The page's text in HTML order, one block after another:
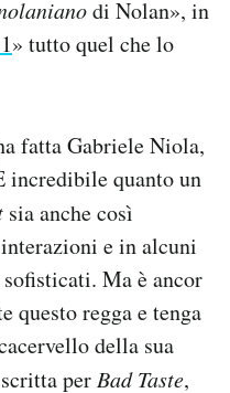
di Nolan», in
» tutto quel che lo
fatta Gabriele Niola,
incredibile quanto un
sia anche così
e in alcuni
Ma è ancor
questo regga e tenga
della sua
per Bad Taste,